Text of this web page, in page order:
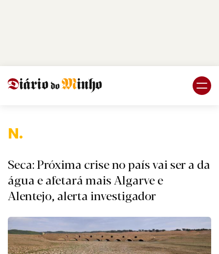
Nac
Seca: Próxima crise no país vai ser a da
água e afetará mais Algarve e
Alentejo, alerta investigador